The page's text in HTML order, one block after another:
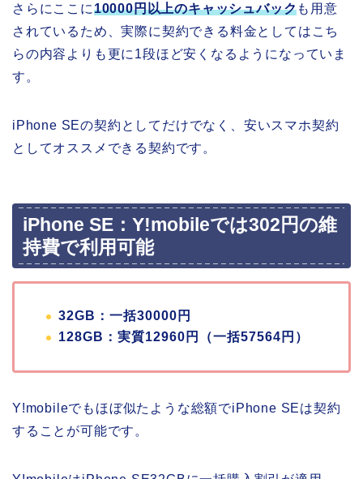
さらにここに10000円以上のキャッシュバックも用意
されているため、実際に契約できる料金としてはこち
らの内容よりも更に1段ほど安くなるようになっていま
す。
iPhone SEの契約としてだけでなく、安いスマホ契約
としてオススメできる契約です。
iPhone SE：Y!mobileでは302円の維
持費で利用可能
32GB：一括30000円
128GB：実質12960円（一括57564円）
Y!mobileでもほぼ似たような総額でiPhone SEは契約
することが可能です。